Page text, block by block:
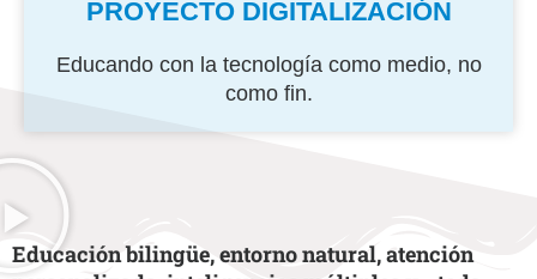
PROYECTO DIGITALIZACIÓN
Educando con la tecnología como medio, no
como fin.
Educación bilingüe, entorno natural, atención